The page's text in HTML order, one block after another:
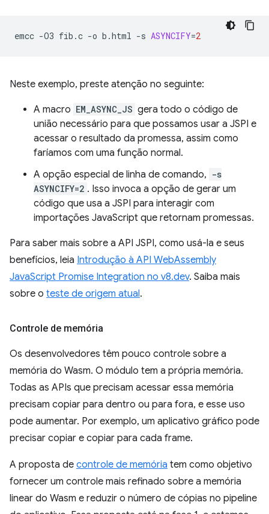
emcc -O3 fib.c -o b.html -s ASYNCIFY=2
Neste exemplo, preste atenção no seguinte:
A macro EM_ASYNC_JS gera todo o código de
união necessário para que possamos usar a JSPI e
acessar o resultado da promessa, assim como
faríamos com uma função normal.
A opção especial de linha de comando, -s
ASYNCIFY=2 . Isso invoca a opção de gerar um
código que usa a JSPI para interagir com
importações JavaScript que retornam promessas.
Para saber mais sobre a API JSPI, como usá-la e seus
benefícios, leia Introdução à API WebAssembly
JavaScript Promise Integration no v8.dev. Saiba mais
sobre o teste de origem atual.
Controle de memória
Os desenvolvedores têm pouco controle sobre a
memória do Wasm. O módulo tem a própria memória.
Todas as APIs que precisam acessar essa memória
precisam copiar para dentro ou para fora, e esse uso
pode aumentar. Por exemplo, um aplicativo gráfico pode
precisar copiar e copiar para cada frame.
A proposta de controle de memória tem como objetivo
fornecer um controle mais refinado sobre a memória
linear do Wasm e reduzir o número de cópias no pipeline